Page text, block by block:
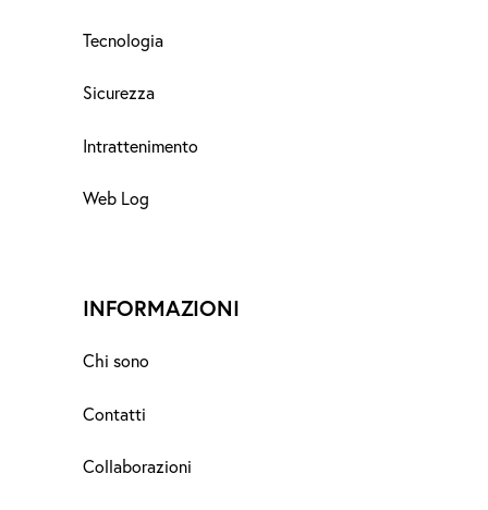
Tecnologia
Sicurezza
Intrattenimento
Web Log
INFORMAZIONI
Chi sono
Contatti
Collaborazioni